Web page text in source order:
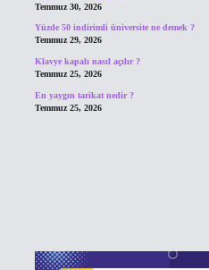
Temmuz 30, 2026
Yüzde 50 indirimli üniversite ne demek ?
Temmuz 29, 2026
Klavye kapalı nasıl açılır ?
Temmuz 25, 2026
En yaygın tarikat nedir ?
Temmuz 25, 2026